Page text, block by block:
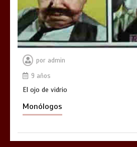
por admin
9 años
El ojo de vidrio
Monólogos